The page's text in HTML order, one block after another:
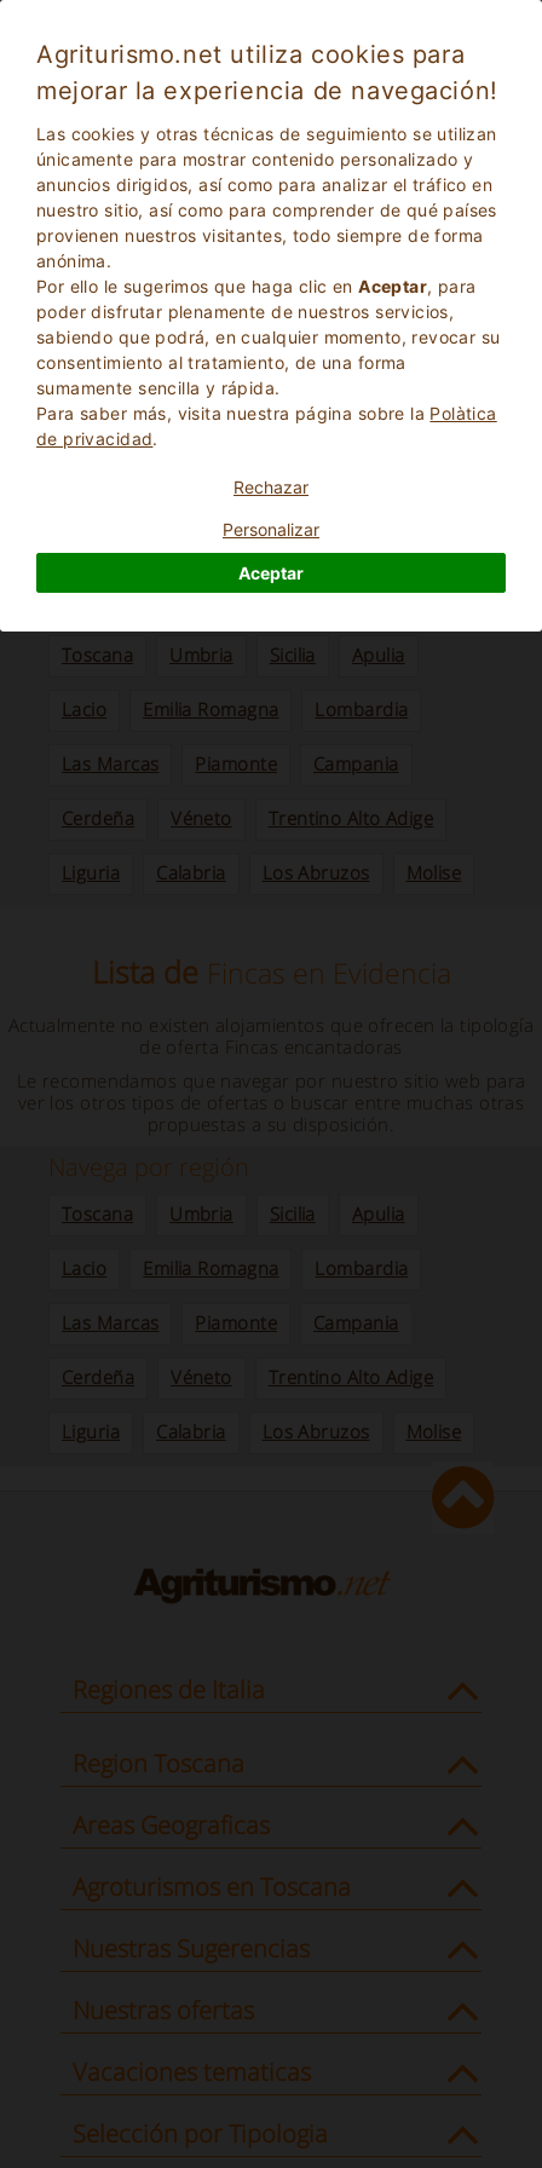
Agriturismo.net utiliza cookies para
mejorar la experiencia de navegación!
Las cookies y otras técnicas de seguimiento se utilizan
únicamente para mostrar contenido personalizado y
anuncios dirigidos, así como para analizar el tráfico en
nuestro sitio, así como para comprender de qué países
provienen nuestros visitantes, todo siempre de forma
anónima.
Por ello le sugerimos que haga clic enAceptar, para
poder disfrutar plenamente de nuestros servicios,
sabiendo que podrá, en cualquier momento, revocar su
consentimiento al tratamiento, de una forma
sumamente sencilla y rápida.
Para saber más, visita nuestra página sobre la Polà­tica
de privacidad.
Rechazar
Personalizar
Aceptar
2Adultos
0Niños BÚSQUEDA
Agroturismos recomendados
Agriturismo con encanto en Basilicata, con piscina
Toscana Umbria Sicilia Apulia
Lacio Emilia Romagna Lombardia
Las Marcas Piamonte Campania
Cerdeña Véneto Trentino Alto Adige
Liguria Calabria Los Abruzos Molise
Lista de Fincas en Evidencia
Actualmente no existen alojamientos que ofrecen la tipología
de oferta Fincas encantadoras
Le recomendamos que navegar por nuestro sitio web para
ver los otros tipos de ofertas o buscar entre muchas otras
propuestas a su disposición.
Navega por región
Toscana Umbria Sicilia Apulia
Lacio Emilia Romagna Lombardia
Las Marcas Piamonte Campania
Cerdeña Véneto Trentino Alto Adige
Liguria Calabria Los Abruzos Molise
Regiones de Italia
Region Toscana
Areas Geograficas
Agroturismos en Toscana
Nuestras Sugerencias
Nuestras ofertas
Vacaciones tematicas
Selección por Tipologia